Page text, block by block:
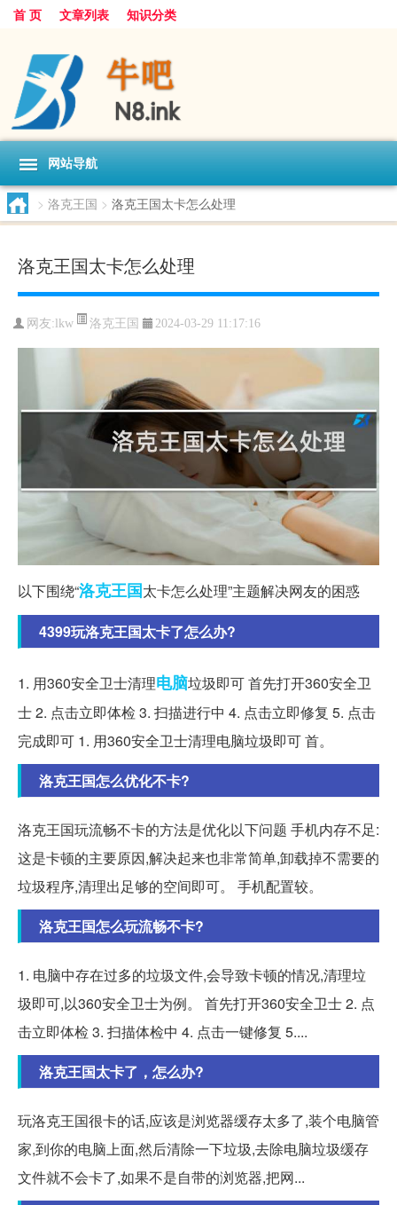
首 页 文章列表 知识分类
网站导航
> 洛克王国 > 洛克王国太卡怎么处理
洛克王国太卡怎么处理
网友: lkw 洛克王国 2024-03-29 11:17:16
以下围绕“洛克王国太卡怎么处理”主题解决网友的困惑
4399玩洛克王国太卡了怎么办?
1. 用360安全卫士清理电脑垃圾即可 首先打开360安全卫
士 2. 点击立即体检 3. 扫描进行中 4. 点击立即修复 5. 点击
完成即可 1. 用360安全卫士清理电脑垃圾即可 首。
洛克王国怎么优化不卡?
洛克王国玩流畅不卡的方法是优化以下问题 手机内存不足:
这是卡顿的主要原因,解决起来也非常简单,卸载掉不需要的
垃圾程序,清理出足够的空间即可。 手机配置较。
洛克王国怎么玩流畅不卡?
1. 电脑中存在过多的垃圾文件,会导致卡顿的情况,清理垃
圾即可,以360安全卫士为例。 首先打开360安全卫士 2. 点
击立即体检 3. 扫描体检中 4. 点击一键修复 5....
洛克王国太卡了，怎么办?
玩洛克王国很卡的话,应该是浏览器缓存太多了,装个电脑管
家,到你的电脑上面,然后清除一下垃圾,去除电脑垃圾缓存
文件就不会卡了,如果不是自带的浏览器,把网...